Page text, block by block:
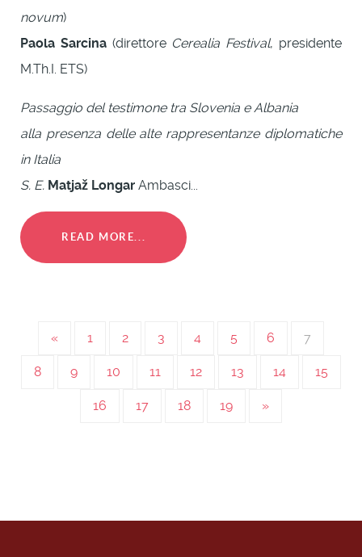
novum)
Paola Sarcina(direttore Cerealia Festival, presidente
M.Th.I. ETS)
Passaggio del testimone tra Slovenia e Albania
alla presenza delle alte rappresentanze diplomatiche
in Italia
S. E. Matjaž Longar Ambasci...
READ MORE...
« 1 2 3 4 5 6 7
8 9 10 11 12 13 14 15
16 17 18 19 »